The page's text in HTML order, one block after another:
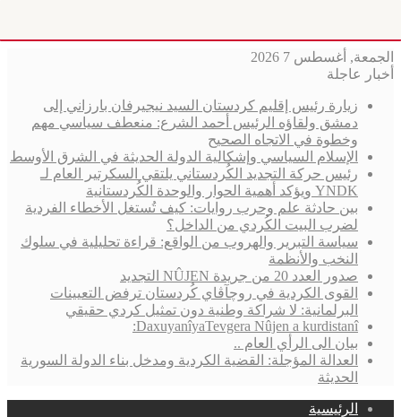
الجمعة, أغسطس 7 2026
أخبار عاجلة
زيارة رئيس إقليم كردستان السيد نيجيرفان بارزاني إلى
دمشق ولقاؤه الرئيس أحمد الشرع: منعطف سياسي مهم
وخطوة في الاتجاه الصحيح
الإسلام السياسي وإشكالية الدولة الحديثة في الشرق الأوسط
رئيس حركة التجديد الكُردستاني يلتقي السكرتير العام لـ
YNDK ويؤكد أهمية الحوار والوحدة الكُردستانية
بين حادثة علم وحرب روايات: كيف تُستغل الأخطاء الفردية
لضرب البيت الكُردي من الداخل؟
سياسة التبرير والهروب من الواقع: قراءة تحليلية في سلوك
النخب والأنظمة
صدور العدد 20 من جريدة NÛJEN التجديد
القوى الكردية في روچآڤاي كُردستان ترفض التعيينات
البرلمانية: لا شراكة وطنية دون تمثيل كردي حقيقي
DaxuyanîyaTevgera Nûjen a kurdistanî:
بيان الى الرأي العام ..
العدالة المؤجلة: القضية الكردية ومدخل بناء الدولة السورية
الحديثة
الرئيسية